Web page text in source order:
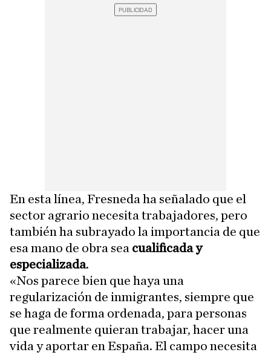
En esta línea, Fresneda ha señalado que el
sector agrario necesita trabajadores, pero
también ha subrayado la importancia de que
esa mano de obra sea cualificada y
especializada.
«Nos parece bien que haya una
regularización de inmigrantes, siempre que
se haga de forma ordenada, para personas
que realmente quieran trabajar, hacer una
vida y aportar en España. El campo necesita